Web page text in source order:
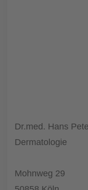
Dr.med. Hans
Dermatologie
Mohnweg 29